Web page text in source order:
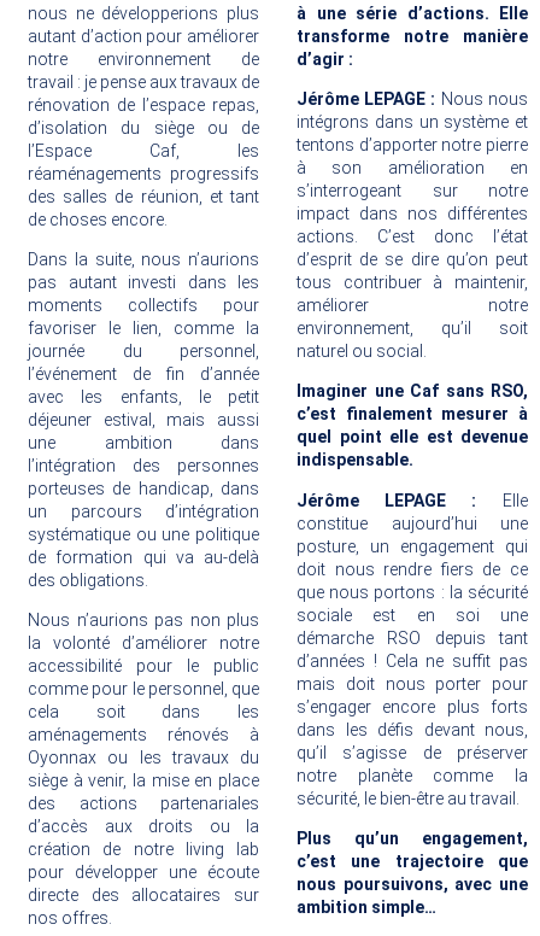
nous ne développerions plus
autant d’action pour améliorer
notre environnement de
travail : je pense aux travaux de
rénovation de l’espace repas,
d’isolation du siège ou de
l’Espace Caf, les
réaménagements progressifs
des salles de réunion, et tant
de choses encore.
Dans la suite, nous n’aurions
pas autant investi dans les
moments collectifs pour
favoriser le lien, comme la
journée du personnel,
l’événement de fin d’année
avec les enfants, le petit
déjeuner estival, mais aussi
une ambition dans
l’intégration des personnes
porteuses de handicap, dans
un parcours d’intégration
systématique ou une politique
de formation qui va au-delà
des obligations.
Nous n’aurions pas non plus
la volonté d’améliorer notre
accessibilité pour le public
comme pour le personnel, que
cela soit dans les
aménagements rénovés à
Oyonnax ou les travaux du
siège à venir, la mise en place
des actions partenariales
d’accès aux droits ou la
création de notre living lab
pour développer une écoute
directe des allocataires sur
nos offres.
à une série d’actions. Elle
transforme notre manière
d’agir :
Jérôme LEPAGE : Nous nous
intégrons dans un système et
tentons d’apporter notre pierre
à son amélioration en
s’interrogeant sur notre
impact dans nos différentes
actions. C’est donc l’état
d’esprit de se dire qu’on peut
tous contribuer à maintenir,
améliorer notre
environnement, qu’il soit
naturel ou social.
Imaginer une Caf sans RSO,
c’est finalement mesurer à
quel point elle est devenue
indispensable.
Jérôme LEPAGE : Elle
constitue aujourd’hui une
posture, un engagement qui
doit nous rendre fiers de ce
que nous portons : la sécurité
sociale est en soi une
démarche RSO depuis tant
d’années ! Cela ne suffit pas
mais doit nous porter pour
s’engager encore plus forts
dans les défis devant nous,
qu’il s’agisse de préserver
notre planète comme la
sécurité, le bien-être au travail.
Plus qu’un engagement,
c’est une trajectoire que
nous poursuivons, avec une
ambition simple…